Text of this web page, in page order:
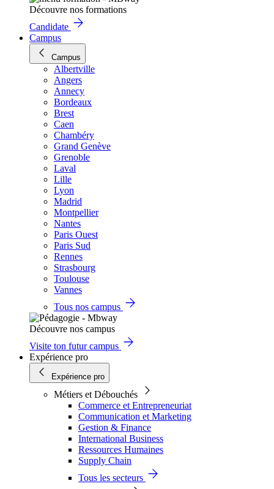
Découvre nos formations
Candidate
Campus
Campus
Albertville
Angers
Annecy
Bordeaux
Brest
Caen
Chambéry
Grand Genève
Grenoble
Laval
Lille
Lyon
Madrid
Montpellier
Nantes
Paris Ouest
Paris Sud
Rennes
Strasbourg
Toulouse
Vannes
Tous nos campus
Découvre nos campus
Visite ton futur campus
Expérience pro
Expérience pro
Métiers et Débouchés
Commerce et Entrepreneuriat
Communication et Marketing
Gestion & Finance
International Business
Ressources Humaines
Supply Chain
Tous les secteurs